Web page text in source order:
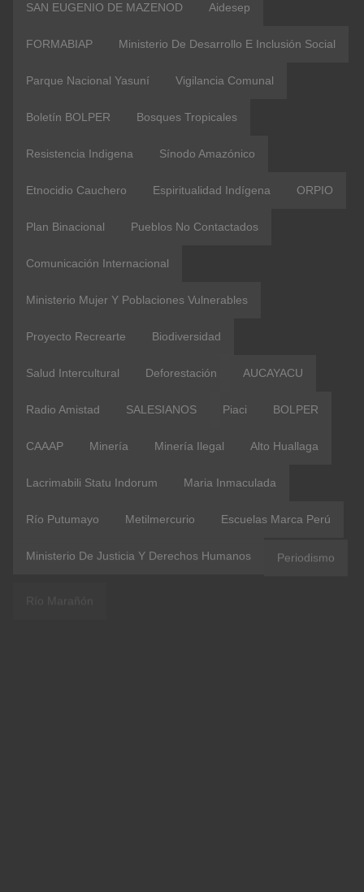
SAN EUGENIO DE MAZENOD Aidesep
FORMABIAP Ministerio De Desarrollo E Inclusión Social
Parque Nacional Yasuní Vigilancia Comunal
Boletín BOLPER Bosques Tropicales
Resistencia Indigena Sínodo Amazónico
Etnocidio Cauchero Espiritualidad Indígena ORPIO
Plan Binacional Pueblos No Contactados
Comunicación Internacional
Ministerio Mujer Y Poblaciones Vulnerables
Proyecto Recrearte Biodiversidad
Salud Intercultural Deforestación AUCAYACU
Radio Amistad SALESIANOS Piaci BOLPER
CAAAP Minería Minería Ilegal Alto Huallaga
Lacrimabili Statu Indorum Maria Inmaculada
Río Putumayo Metilmercurio Escuelas Marca Perú
Ministerio De Justicia Y Derechos Humanos Periodismo